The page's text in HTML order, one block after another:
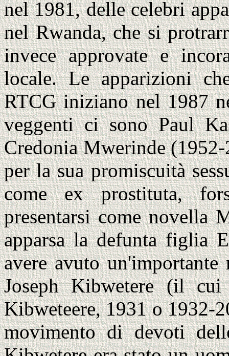
nel 1981, delle celebri
nel Rwanda, che si
invece approvate e
locale. Le apparizioni
RTCG iniziano nel 1987
veggenti ci sono Paul
Credonia Mwerinde
per la sua promiscuità
come ex prostituta,
presentarsi come novella
apparsa la defunta figlia
avere avuto
Joseph Kibwetere (il
Kibweteere, 1931 o 1932-
movimento di devoti